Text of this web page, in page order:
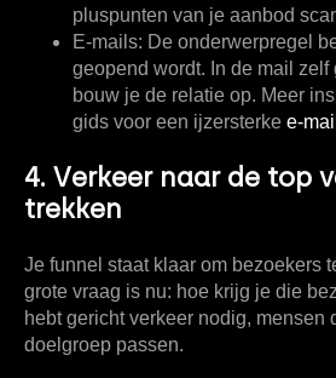
pluspunten van je aanbod
E-mails: De onderwerpregel
geopend wordt. In de mail zelf
bouw je de relatie op. Meer
gids voor een ijzersterke e-
4. Verkeer naar de top
trekken
Je funnel staat klaar om bezoekers
grote vraag is nu: hoe krijg je die
hebt gericht verkeer nodig, mensen
doelgroep passen.